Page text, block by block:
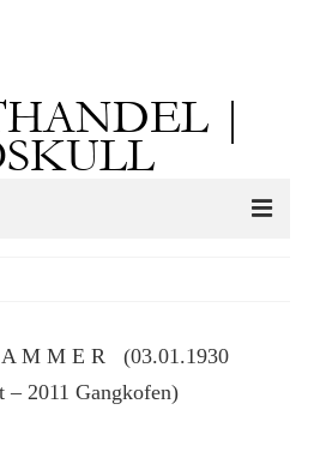
|
M M E R (03.01.1930
– 2011 Gangkofen)